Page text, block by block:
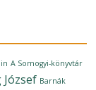
A Somogyi-könyvtár
József Barnák